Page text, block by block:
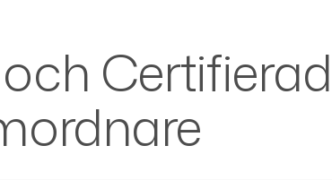
Certifierad